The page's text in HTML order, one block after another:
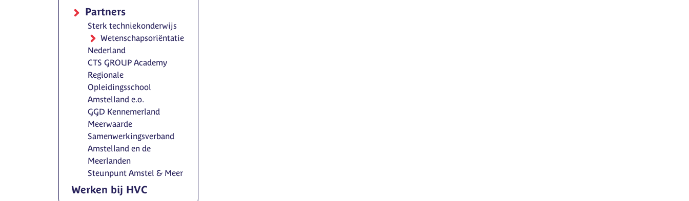
Partners
Sterk techniekonderwijs
Nederland
CTS GROUP Academy
Regionale
Opleidingsschool
Amstelland e.o.
GGD Kennemerland
Meerwaarde
Samenwerkingsverband
Amstelland en de
Meerlanden
Steunpunt Amstel & Meer
Werken bij HVC